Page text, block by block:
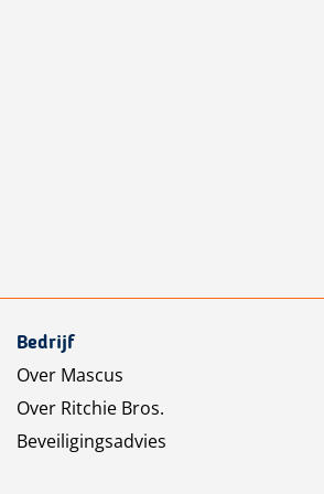
Bedrijf
Over Mascus
Over Ritchie Bros.
Beveiligingsadvies